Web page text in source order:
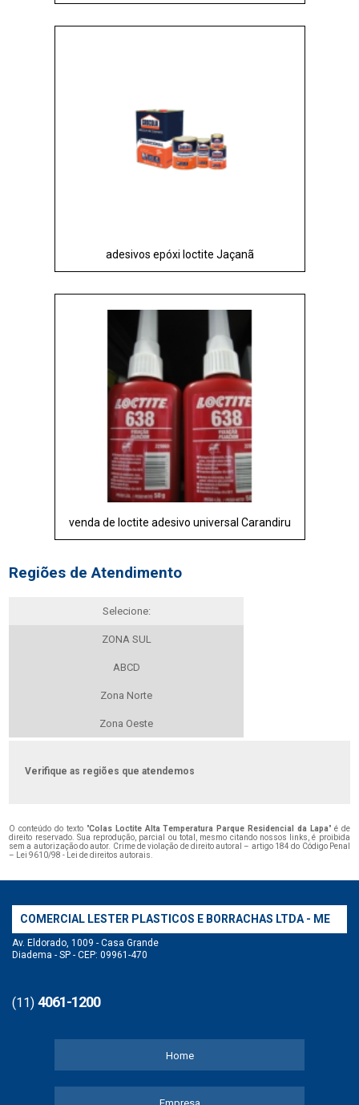
adesivos epóxi loctite Jaçanã
venda de loctite adesivo universal Carandiru
Regiões de Atendimento
Selecione:
ZONA SUL
ABCD
Zona Norte
Zona Oeste
Verifique as regiões que atendemos
O conteúdo do texto "Colas Loctite Alta Temperatura Parque Residencial da Lapa" é de
direito reservado. Sua reprodução, parcial ou total, mesmo citando nossos links, é proibida
sem a autorização do autor. Crime de violação de direito autoral – artigo 184 do Código Penal
–
Lei 9610/98 - Lei de direitos autorais
COMERCIAL LESTER PLASTICOS E BORRACHAS LTDA - ME
Av. Eldorado, 1009 - Casa Grande
Diadema - SP - CEP: 09961-470
(11) 4061-1200
Home